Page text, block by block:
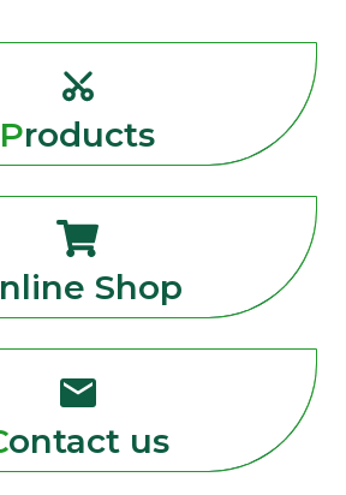
Products
Online Shop
Contact us